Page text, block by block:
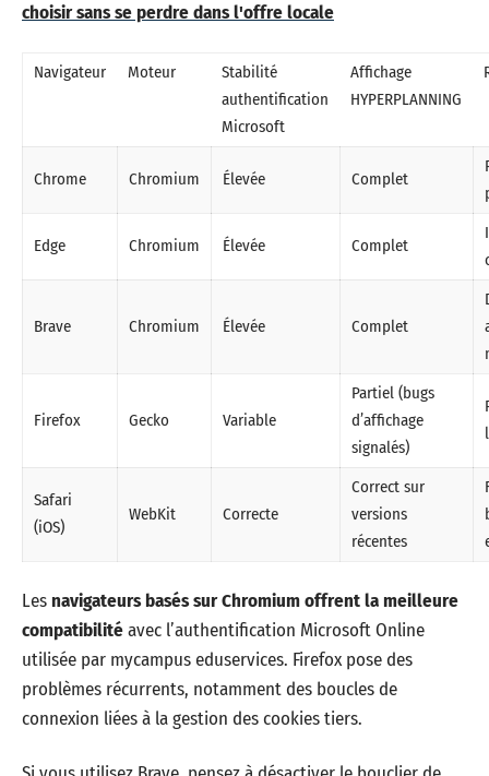
choisir sans se perdre dans l'offre locale
Navigateur Moteur
Stabilité
authentification
Microsoft
Affichage
HYPERPLANNING
Chrome Chromium Élevée Complet
Edge Chromium Élevée Complet
Brave Chromium Élevée Complet
Firefox Gecko Variable
Partiel (bugs
d’affichage
signalés)
Safari
(iOS)
WebKit Correcte
Correct sur
versions
récentes
Lesnavigateurs basés sur Chromium offrent la meilleure
compatibilitéavec l’authentification Microsoft Online
utilisée par mycampus eduservices. Firefox pose des
problèmes récurrents, notamment des boucles de
connexion liées à la gestion des cookies tiers.